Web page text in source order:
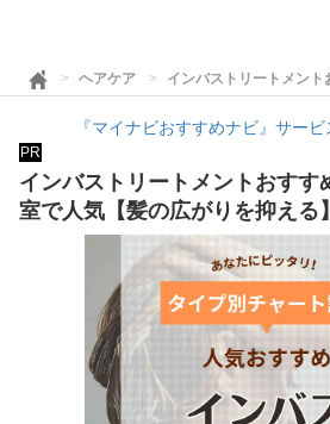
ヘアケア インバストリートメン
『マイナビおすすめナビ』サー
PR
インバストリートメントおすす
室で人気【髪の広がりを抑える】